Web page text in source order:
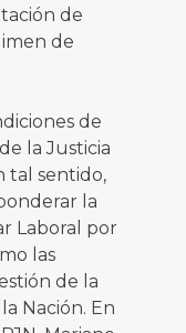
de
de
de
la Justicia
tal sentido,
la
Laboral por
las
de la
Nación. En